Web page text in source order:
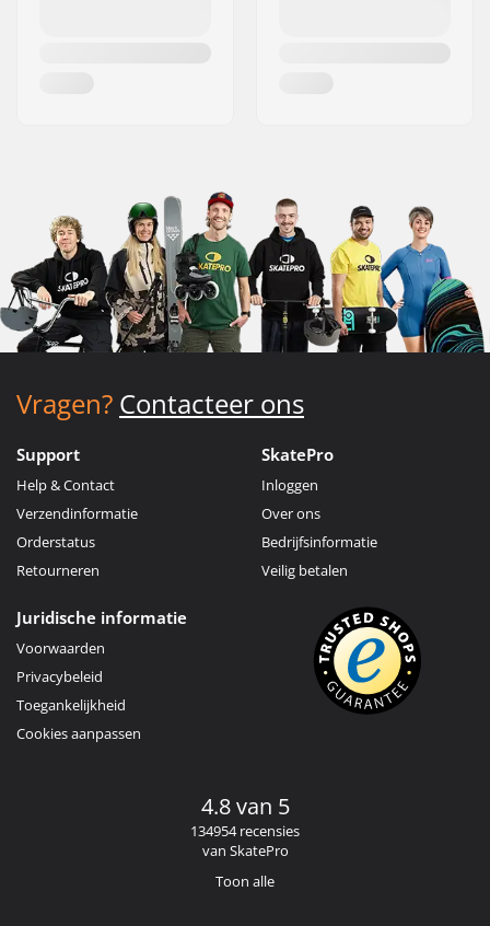
Vragen? Contacteer ons
Support
Help & Contact
Verzendinformatie
Orderstatus
Retourneren
SkatePro
Inloggen
Over ons
Bedrijfsinformatie
Veilig betalen
Juridische informatie
Voorwaarden
Privacybeleid
Toegankelijkheid
Cookies aanpassen
4.8 van 5
134954 recensies
van SkatePro
Toon alle